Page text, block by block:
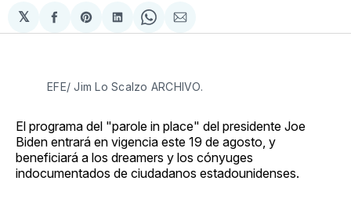
𝕏
Compartir
en
Share
on
Compartir
en
Share
on
Compartir
via
EFE/ Jim Lo Scalzo ARCHIVO.
El programa del "parole in place" del presidente Joe
Biden entrará en vigencia este 19 de agosto, y
beneficiará a los dreamers y los cónyuges
indocumentados de ciudadanos estadounidenses.